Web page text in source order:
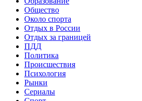
Общество
Около спорта
Отдых в России
Отдых за границей
ПДД
Политика
Происшествия
Психология
Рынки
Сериалы